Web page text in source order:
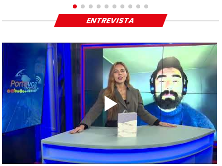
ENTREVISTA